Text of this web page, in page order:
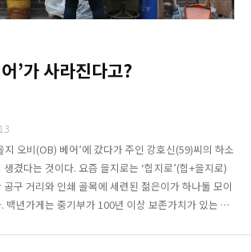
’가 사라진다고?
지 오비(OB) 베어’에 갔다가 주인 강호신(59)씨의 하소
을지로는 ‘힙지로’(힙+을지로)
구 거리와 인쇄 골목에 세련된 젊은이가 하나둘 모이
백년가게는 중기부가 100년 이상 보존가치가 있는 가